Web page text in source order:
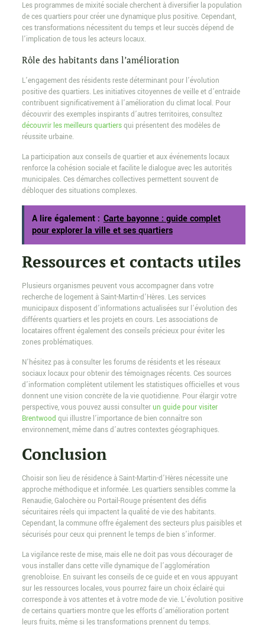
Les programmes de mixité sociale cherchent à diversifier la population
de ces quartiers pour créer une dynamique plus positive. Cependant,
ces transformations nécessitent du temps et leur succès dépend de
l’implication de tous les acteurs locaux.
Rôle des habitants dans l’amélioration
L’engagement des résidents reste déterminant pour l’évolution
positive des quartiers. Les initiatives citoyennes de veille et d’entraide
contribuent significativement à l’amélioration du climat local. Pour
découvrir des exemples inspirants d’autres territoires, consultez
découvrir les meilleurs quartiersqui présentent des modèles de
réussite urbaine.
La participation aux conseils de quartier et aux événements locaux
renforce la cohésion sociale et facilite le dialogue avec les autorités
municipales. Ces démarches collectives permettent souvent de
débloquer des situations complexes.
A lire également : Carte bayonne : guide complet
pour explorer la ville et ses quartiers
Ressources et contacts utiles
Plusieurs organismes peuvent vous accompagner dans votre
recherche de logement à Saint-Martin-d’Hères. Les services
municipaux disposent d’informations actualisées sur l’évolution des
différents quartiers et les projets en cours. Les associations de
locataires offrent également des conseils précieux pour éviter les
zones problématiques.
N’hésitez pas à consulter les forums de résidents et les réseaux
sociaux locaux pour obtenir des témoignages récents. Ces sources
d’information complètent utilement les statistiques officielles et vous
donnent une vision concrète de la vie quotidienne. Pour élargir votre
perspective, vous pouvez aussi consulterun guide pour visiter
Brentwood qui illustre l’importance de bien connaître son
environnement, même dans d’autres contextes géographiques.
Conclusion
Choisir son lieu de résidence à Saint-Martin-d’Hères nécessite une
approche méthodique et informée. Les quartiers sensibles comme la
Renaudie, Galochère ou Portail-Rouge présentent des défis
sécuritaires réels qui impactent la qualité de vie des habitants.
Cependant, la commune offre également des secteurs plus paisibles et
sécurisés pour ceux qui prennent le temps de bien s’informer.
La vigilance reste de mise, mais elle ne doit pas vous décourager de
vous installer dans cette ville dynamique de l’agglomération
grenobloise. En suivant les conseils de ce guide et en vous appuyant
sur les ressources locales, vous pourrez faire un choix éclairé qui
corresponde à vos attentes et à votre mode de vie. L’évolution positive
de certains quartiers montre que les efforts d’amélioration portent
leurs fruits, même si les transformations prennent du temps.